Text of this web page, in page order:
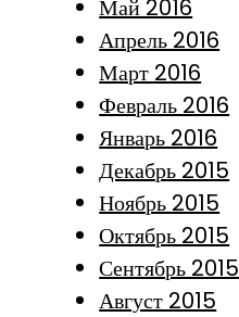
Май 2016
Апрель 2016
Март 2016
Февраль 2016
Январь 2016
Декабрь 2015
Ноябрь 2015
Октябрь 2015
Сентябрь 2015
Август 2015